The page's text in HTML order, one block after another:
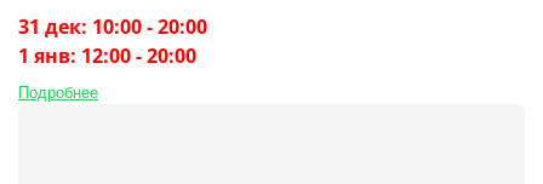
31 дек: 10:00 - 20:00
1 янв: 12:00 - 20:00
Подробнее